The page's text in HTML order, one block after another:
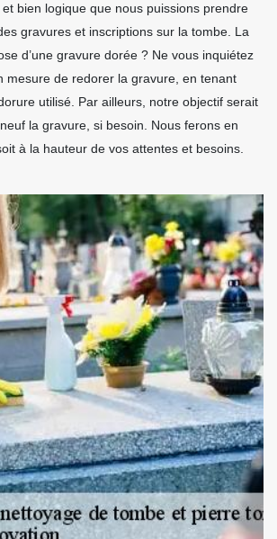
bien logique que nous puissions prendre
gravures et inscriptions sur la tombe. La
d’une gravure dorée ? Ne vous inquiétez
mesure de redorer la gravure, en tenant
utilisé. Par ailleurs, notre objectif serait
la gravure, si besoin. Nous ferons en
à la hauteur de vos attentes et besoins.